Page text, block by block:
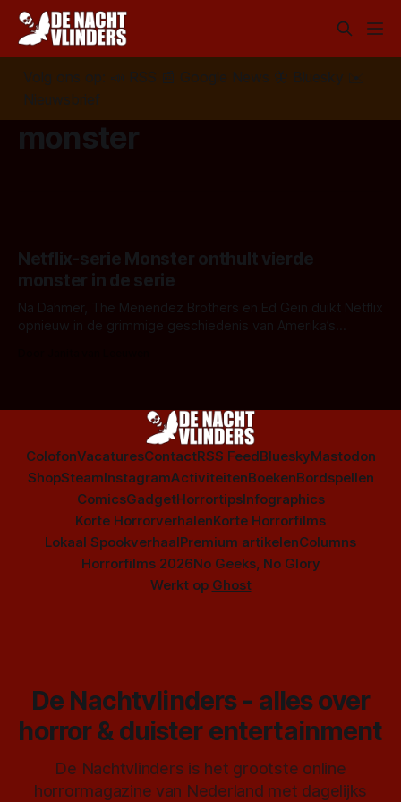
Volg ons op: 📣 RSS 📰 Google News 🦋 Bluesky
✉️
Nieuwsbrief
monster
Netflix-serie Monster onthult vierde
monster in de serie
Na Dahmer, The Menendez Brothers en Ed Gein duikt Netflix
opnieuw in de grimmige geschiedenis van Amerika’s
ColofonVacaturesContactRSS FeedBlueskyMastodon
ShopSteamInstagramActiviteitenBoekenBordspellen
ComicsGadgetHorrortipsInfographics
Korte HorrorverhalenKorte Horrorfilms
Lokaal SpookverhaalPremium artikelenColumns
Horrorfilms 2026No Geeks, No Glory
Werkt op Ghost
De Nachtvlinders - alles over
horror & duister entertainment
De Nachtvlinders is het grootste online
horrormagazine van Nederland met dagelijks